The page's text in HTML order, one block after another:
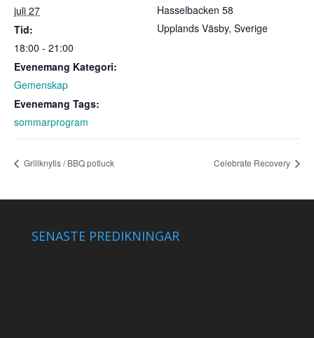
juli 27
Tid:
18:00 - 21:00
Evenemang Kategori:
Gemenskap
Evenemang Tags:
sommarprogram
Hasselbacken 58
Upplands Väsby, Sverige
Grillknytis / BBQ potluck Celebrate Recovery
SENASTE PREDIKNINGAR